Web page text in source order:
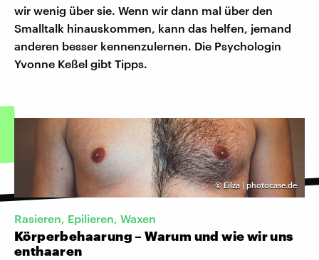
wir wenig über sie. Wenn wir dann mal über den
Smalltalk hinauskommen, kann das helfen, jemand
anderen besser kennenzulernen. Die Psychologin
Yvonne Keßel gibt Tipps.
©Eilza | photocase.de
Rasieren, Epilieren, Waxen
Körperbehaarung – Warum und wie wir uns
enthaaren